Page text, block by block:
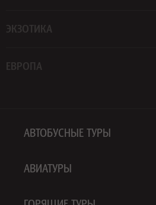
ЭКЗОТИКА
ЕВРОПА
АВТОБУСНЫЕ ТУРЫ
АВИАТУРЫ